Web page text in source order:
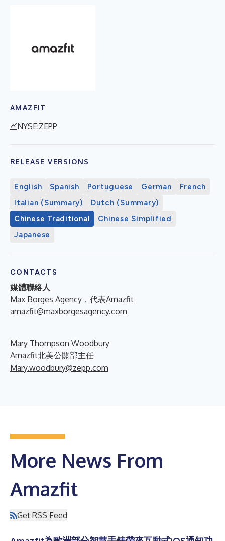
AMAZFIT
NYSE:ZEPP
RELEASE VERSIONS
English Spanish Portuguese German
French
Italian (Summary)
Dutch (Summary)
Chinese Traditional
Chinese Simplified
Japanese
CONTACTS
媒體聯絡人
Max Borges Agency，代表Amazfit
amazfit@maxborgesagency.com
Mary Thompson Woodbury
Amazfit北美公關部主任
Mary.woodbury@zepp.com
More News From
Amazfit
Get RSS Feed